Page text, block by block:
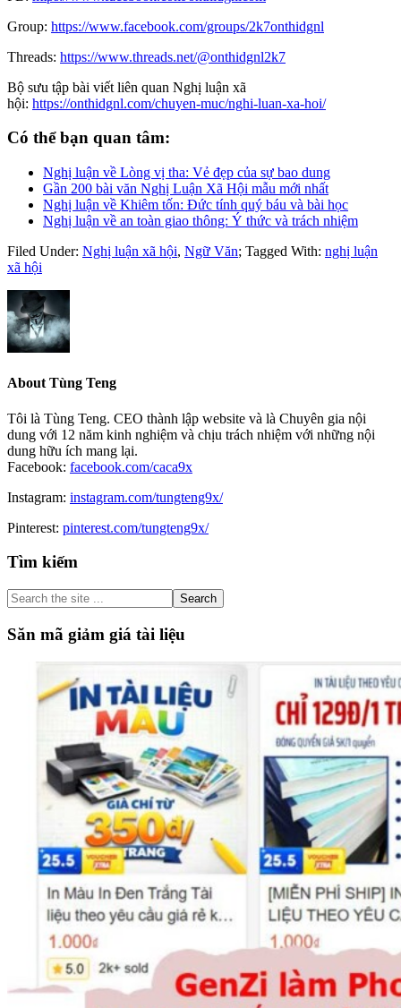
Group: https://www.facebook.com/groups/2k7onthidgnl
Threads: https://www.threads.net/@onthidgnl2k7
Bộ sưu tập bài viết liên quan Nghị luận xã
hội: https://onthidgnl.com/chuyen-muc/nghi-luan-xa-hoi/
Có thể bạn quan tâm:
Nghị luận về Lòng vị tha: Vẻ đẹp của sự bao dung
Gần 200 bài văn Nghị Luận Xã Hội mẫu mới nhất
Nghị luận về Khiêm tốn: Đức tính quý báu và bài học
Nghị luận về an toàn giao thông: Ý thức và trách nhiệm
Filed Under: Nghị luận xã hội, Ngữ Văn; Tagged With: nghị luận
xã hội
AboutTùng Teng
Tôi là Tùng Teng. CEO thành lập website và là Chuyên gia nội
dung với 12 năm kinh nghiệm và chịu trách nhiệm với những nội
dung hữu ích mang lại.
Facebook: facebook.com/caca9x
Instagram: instagram.com/tungteng9x/
Pinterest: pinterest.com/tungteng9x/
Primary
Sidebar
Tìm kiếm
Search
the
site
...
Săn mã giảm giá tài liệu